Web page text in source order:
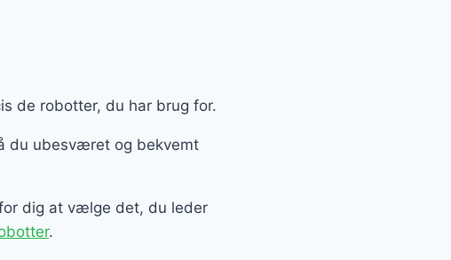
de robotter, du har brug for.
du ubesværet og bekvemt
dig at vælge det, du leder
.